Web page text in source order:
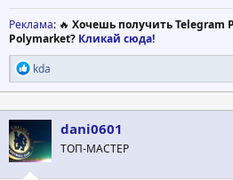
Реклама: 🔥 Хочешь получить Telegram
Polymarket? Кликай сюда!
Р
е
а
к
ц
и
и
:
kda
dani0601
ТОП-МАСТЕР